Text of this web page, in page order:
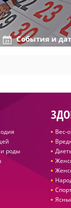
События и
роды
Вес-